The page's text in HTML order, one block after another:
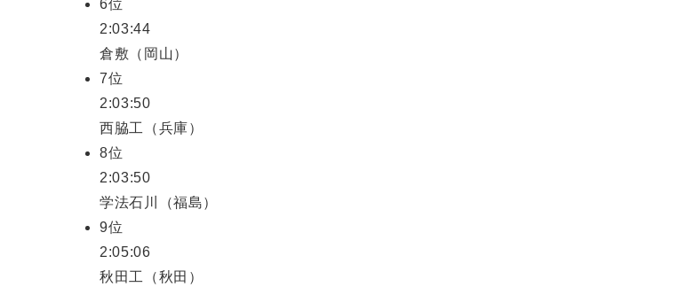
6位
2:03:44
倉敷（岡山）
7位
2:03:50
西脇工（兵庫）
8位
2:03:50
学法石川（福島）
9位
2:05:06
秋田工（秋田）